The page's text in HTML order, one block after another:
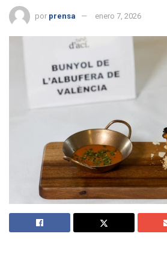
por prensa enero 7, 2026